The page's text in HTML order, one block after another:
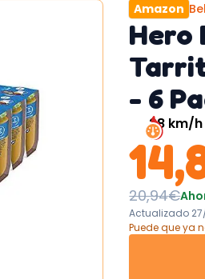
Amazon
Hero
- 6
28 km/h
20,94€
Actualizado
Puede que ya